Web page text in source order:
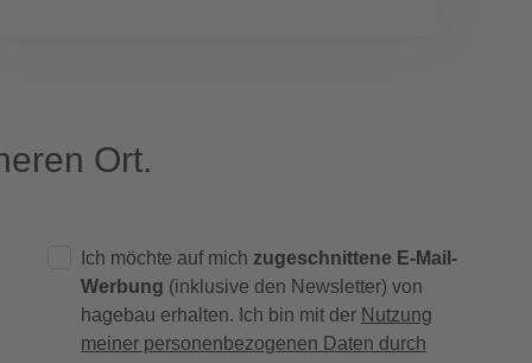
Ort.
Ich möchte auf mich zugeschnittene E-Mail-
Werbung (inklusive den Newsletter) von
hagebau erhalten. Ich bin mit der Nutzung
meiner personenbezogenen Daten durch